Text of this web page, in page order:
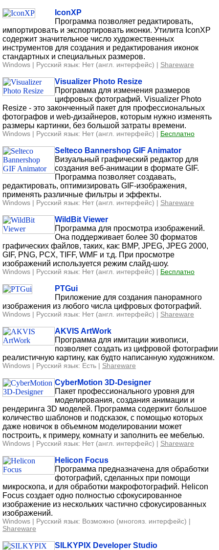
IconXP
Программа позволяет редактировать,
импортировать и экспортировать иконки. Утилита IconXP
содержит значительное число художественных
инструментов для создания и редактирования иконок
стандартных и специальных размеров.
Windows | Русский язык: Нет (англ. интерфейс) | Shareware
Visualizer Photo Resize
Программа для изменения размеров
цифровых фотографий. Visualizer Photo
Resize - это законченный пакет для профессиональных
фотографов и web-дизайнеров, которым нужно изменять
размеры картинки, без большой затраты времени.
Windows | Русский язык: Нет (англ. интерфейс) | Бесплатно
Selteco Bannershop GIF Animator
Визуальный графический редактор для
создания веб-анимации в формате GIF.
Программа позволяет создавать,
редактировать, оптимизировать GIF-изображения,
применять различные фильтры и эффекты.
Windows | Русский язык: Нет (англ. интерфейс) | Shareware
WildBit Viewer
Программа для просмотра изображений.
Она поддерживает более 30 форматов
графических файлов, таких, как: BMP, JPEG, JPEG 2000,
GIF, PNG, PCX, TIFF, WMF и т.д. При просмотре
изображений используется режим слайд-шоу.
Windows | Русский язык: Нет (англ. интерфейс) | Бесплатно
PTGui
Приложение для создания панорамного
изображения из любого числа цифровых фотографий.
Windows | Русский язык: Нет (англ. интерфейс) | Shareware
AKVIS ArtWork
Программа для имитации живописи,
позволяет создать из цифровой фотографии
реалистичную картину, как будто написанную художником.
Windows | Русский язык: Есть | Shareware
CyberMotion 3D-Designer
Пакет профессионального уровня для
моделирования, создания анимации и
рендеринга 3D моделей. Программа содержит большое
количество шаблонов и подсказок, с помощью которых
даже новичок в объемном моделировании может
построить, к примеру, комнату и заполнить ее мебелью.
Windows | Русский язык: Нет (англ. интерфейс) | Shareware
Helicon Focus
Программа предназначена для обработки
фотографий, сделанных при помощи
микроскопа, и для обработки макрофотографий. Helicon
Focus создает одно полностью сфокусированное
изображение из нескольких частично сфокусированных
изображений.
Windows | Русский язык: Возможно (многояз. интерфейс) |
Shareware
SILKYPIX Developer Studio